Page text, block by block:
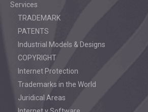
Services
TRADEMARK
PATENTS
Industrial Models & Designs
COPYRIGHT
Internet Protection
Trademarks in the World
Juridical Areas